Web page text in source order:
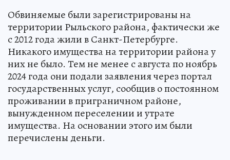
Обвиняемые были зарегистрированы на
территории Рыльского района, фактически же
с 2012 года жили в Санкт-Петербурге.
Никакого имущества на территории района у
них не было. Тем не менее с августа по ноябрь
2024 года они подали заявления через портал
государственных услуг, сообщив о постоянном
проживании в приграничном районе,
вынужденном переселении и утрате
имущества. На основании этого им были
перечислены деньги.